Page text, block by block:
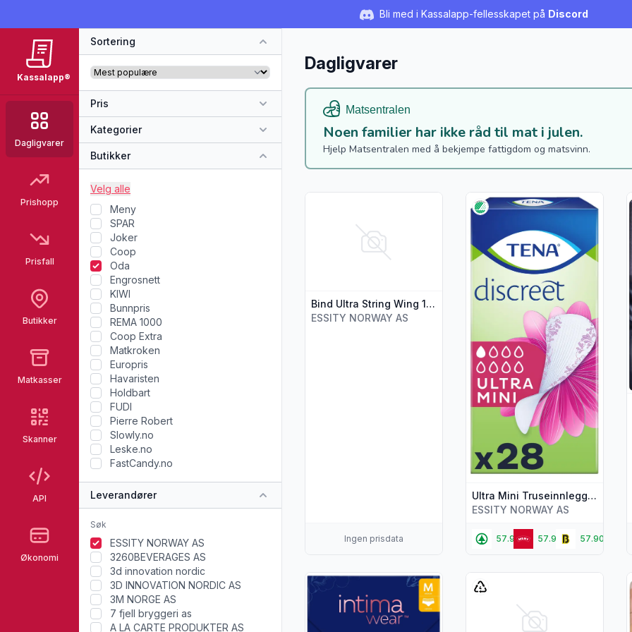
Bli med i Kassalapp-fellesskapet på Discord
Kassalapp®
Dagligvarer
Prishopp
Prisfall
Butikker
Matkasser
Skanner
API
Økonomi
Sortering
Pris
Kategorier
Butikker
Velg alle
Meny
SPAR
Joker
Coop
Oda
Engrosnett
KIWI
Bunnpris
REMA 1000
Coop Extra
Matkroken
Europris
Havaristen
Holdbart
FUDI
Pierre Robert
Slowly.no
Leske.no
FastCandy.no
Leverandører
ESSITY NORWAY AS
3260BEVERAGES AS
3d innovation nordic
3D INNOVATION NORDIC AS
3M NORGE AS
7 fjell bryggeri as
A LA CARTE PRODUKTER AS
Dagligvarer
Noen familier har ikke råd til mat i julen.
Hjelp Matsentralen med å bekjempe fattigdom og matsvinn.
Bind Ultra String Wing 12 stk
ESSITY NORWAY AS
Ingen prisdata
Vis flere detaljer for produktet "Bind Ultra String Wing 12 stk"
Ultra Mini Truseinnlegg, 28 stk
ESSITY NORWAY AS
57.90,- 57.90,- 57.90,-
Vis flere detaljer for produktet
Vis flere detaljer for produktet "Intimawear Hipster menstruse
Vis flere detaljer for produktet